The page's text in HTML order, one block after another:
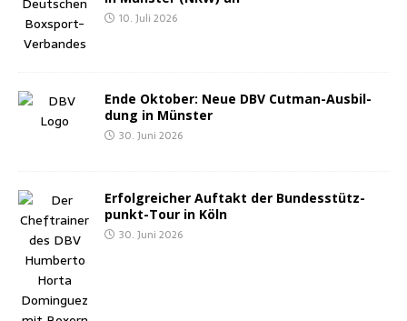
10. Juli 2026
Ende Okto­ber: Neue DBV Cut­man-Aus­bil­
dung in Münster
30. Juni 2026
Erfolg­rei­cher Auf­takt der Bun­des­stütz­
punkt-Tour in Köln
30. Juni 2026